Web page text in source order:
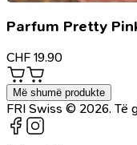
Parfum Pretty
CHF 19.90
Më shumë produkte
FRI Swiss © 2026. Të